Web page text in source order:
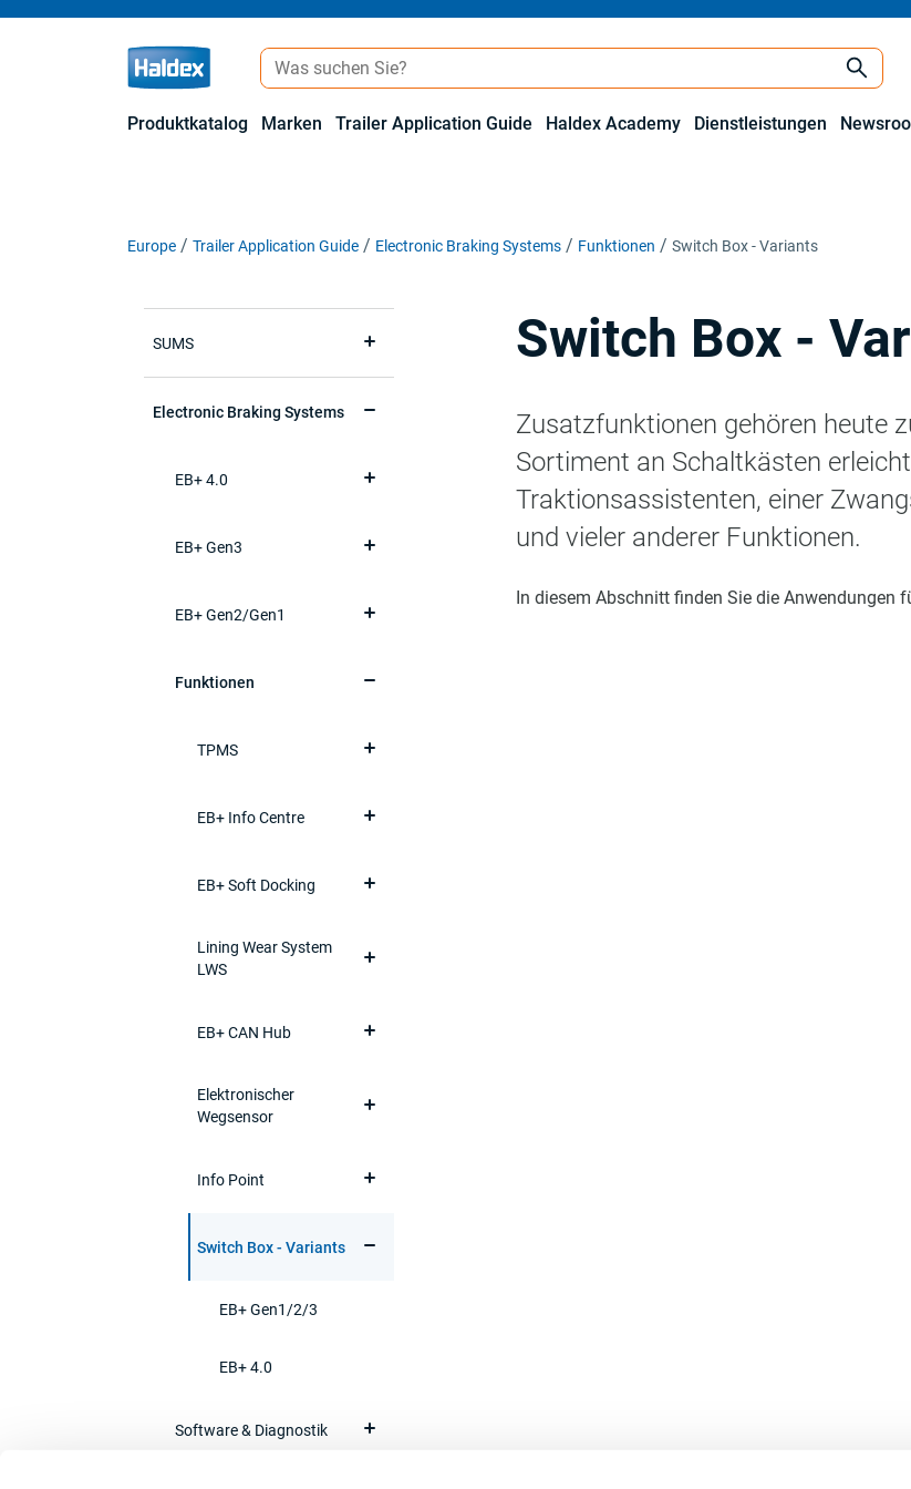
Produktkatalog Marken Trailer Application Guide Haldex Academy Dienstleistungen
Europe Trailer Application Guide Electronic Braking Systems Funktionen Switch Box - Variants
SUMS
Electronic Braking Systems
EB+ 4.0
EB+ Gen3
EB+ Gen2/Gen1
Funktionen
TPMS
EB+ Info Centre
EB+ Soft Docking
Lining Wear System
LWS
EB+ CAN Hub
Elektronischer
Wegsensor
Info Point
Switch Box - Variants
EB+ Gen1/2/3
EB+ 4.0
Software & Diagnostik
Switch Box -
Zusatzfunktionen gehören heute
Sortiment an Schaltkästen
Traktionsassistenten, einer
und vieler anderer Funktionen.
In diesem Abschnitt finden Sie die Anwendungen